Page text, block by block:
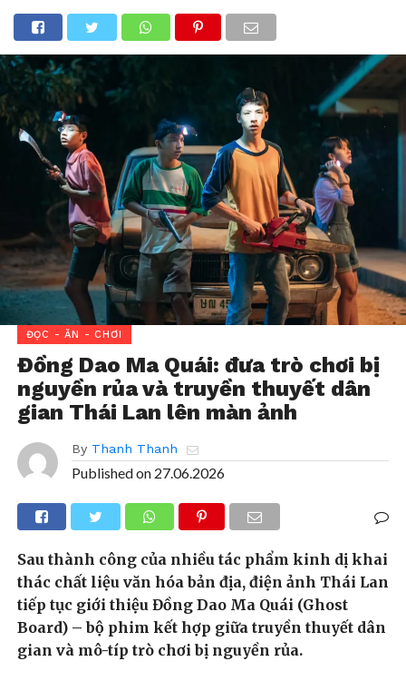
ĐỌC - ĂN - CHƠI
Đồng Dao Ma Quái: đưa trò chơi bị
nguyền rủa và truyền thuyết dân
gian Thái Lan lên màn ảnh
By Thanh Thanh
Published on 27.06.2026
Sau thành công của nhiều tác phẩm kinh dị khai
thác chất liệu văn hóa bản địa, điện ảnh Thái Lan
tiếp tục giới thiệu Đồng Dao Ma Quái (Ghost
Board) – bộ phim kết hợp giữa truyền thuyết dân
gian và mô-típ trò chơi bị nguyền rủa.